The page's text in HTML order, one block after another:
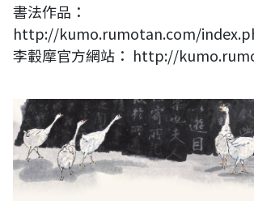
書法作品：
http://kumo.rumotan.com/
李轂摩官方網站： http://
蘊內映外 任意悠然－李轂摩81書畫展